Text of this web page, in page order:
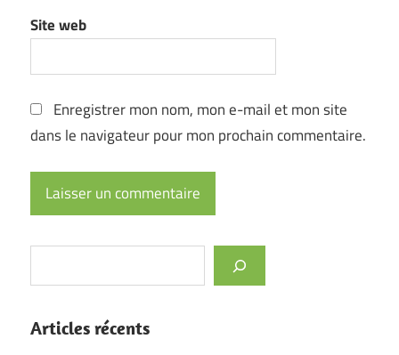
Site web
Enregistrer mon nom, mon e-mail et mon site
dans le navigateur pour mon prochain commentaire.
Articles récents